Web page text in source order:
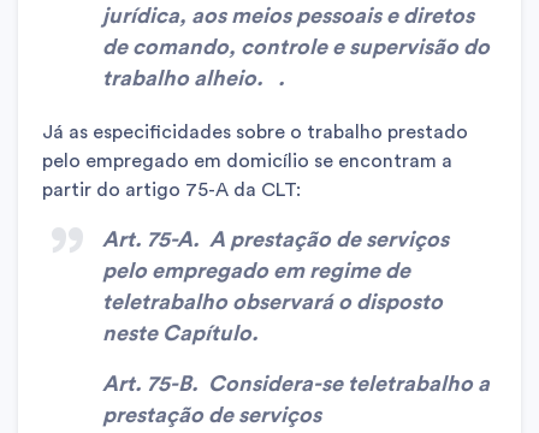
jurídica, aos meios pessoais e diretos
de comando, controle e supervisão do
trabalho alheio. .
Já as especificidades sobre o trabalho prestado
pelo empregado em domicílio se encontram a
partir do artigo 75-A da CLT:
Art. 75-A. A prestação de serviços
pelo empregado em regime de
teletrabalho observará o disposto
neste Capítulo.
Art. 75-B. Considera-se teletrabalho a
prestação de serviços